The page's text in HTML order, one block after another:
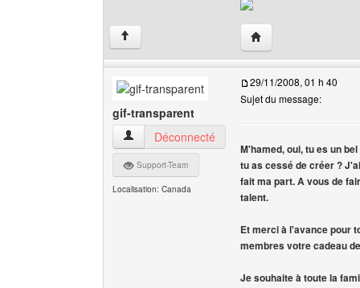
↑ Visiter le site web
gif-transparent
gif-transparent Voir le profil de l'utilisateur
Déconnecté
Support-Team
Localisation: Canada
29/11/2008, 01 h 40
Sujet du message:
M'hamed, oui, tu es un
tu as cessé de créer ?
fait ma part. A vous de
talent.
Et merci à l'avance pour
membres votre cadeau
Je souhaite à toute la